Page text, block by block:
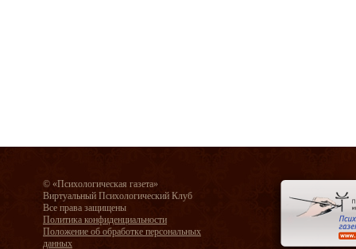
© «Психологическая газета»
Виртуальный Психологический Клуб
Все права защищены
Политика конфиденциальности
Положение об обработке персональных
данных